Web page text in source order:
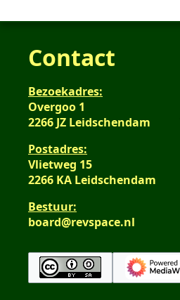
m
n
v
a
t
t
n
g
Contact
Bezoekadres:
Overgoo 1
2266 JZ Leidschendam
Postadres:
Vlietweg 15
2266 KA Leidschendam
Bestuur:
board@revspace.nl